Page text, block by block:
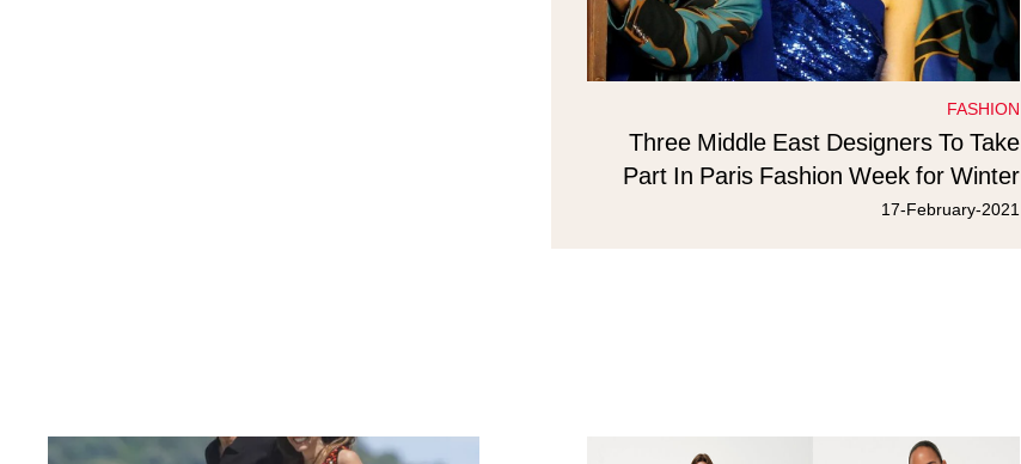
FASHION
Three Middle East Designers To Take
Part In Paris Fashion Week for Winter
2021-2022 Collections
17-February-2021